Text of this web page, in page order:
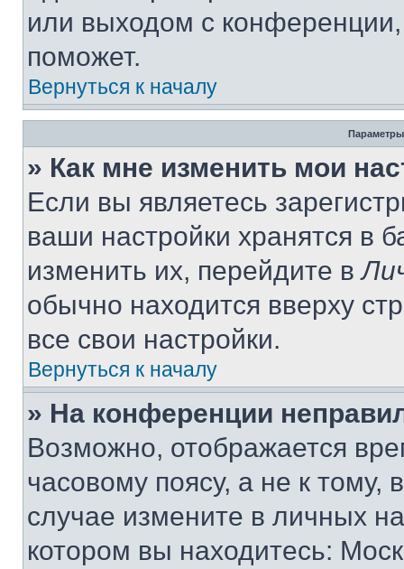
или выходом с
поможет.
Вернуться к началу
Параметры
» Как мне изменить мои
Если вы являетесь
ваши настройки хранятся в
изменить их, перейдите в
обычно находится вверху
все свои настройки.
Вернуться к началу
» На конференции
Возможно, отображается
часовому поясу, а не к тому,
случае измените в личных
котором вы находитесь: